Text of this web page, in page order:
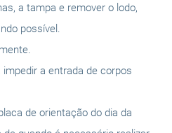
a tampa e remover o lodo,
possível.
a entrada de corpos
de orientação do dia da